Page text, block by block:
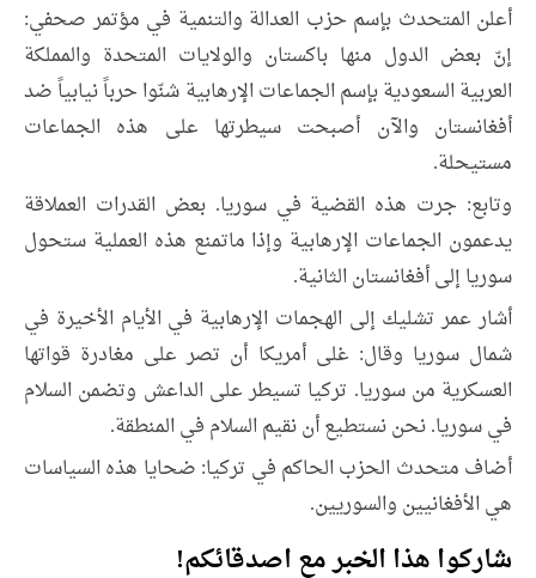
أعلن المتحدث بإسم حزب العدالة والتنمية في مؤتمر صحفي:
إنّ بعض الدول منها باكستان والولايات المتحدة والمملكة
العربية السعودية بإسم الجماعات الإرهابية شنّوا حرباً نيابياً ضد
أفغانستان والآن أصبحت سيطرتها على هذه الجماعات
مستيحلة.
وتابع: جرت هذه القضية في سوريا. بعض القدرات العملاقة
يدعمون الجماعات الإرهابية وإذا ماتمنع هذه العملية ستحول
سوريا إلى أفغانستان الثانية.
أشار عمر تشليك إلى الهجمات الإرهابية في الأيام الأخيرة في
شمال سوريا وقال: غلى أمريكا أن تصر على مغادرة قواتها
العسكرية من سوريا. تركيا تسيطر على الداعش وتضمن السلام
في سوريا. نحن نستطيع أن نقيم السلام في المنطقة.
أضاف متحدث الحزب الحاكم في تركيا: ضحايا هذه السياسات
هي الأفغانيين والسوريين.
شاركوا هذا الخبر مع اصدقائكم!